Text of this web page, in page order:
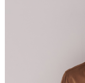
Data Peribadi,
Jumlah yang diperakui
kelulusan boleh sehingga
pembayaran dalam
20% setahun akan
mendapatkan kebenaran
untuk menggunakan